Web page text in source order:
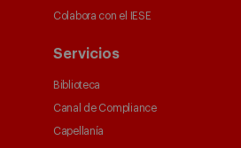
Colabora con el IESE
Servicios
Biblioteca
Canal de Compliance
Capellanía